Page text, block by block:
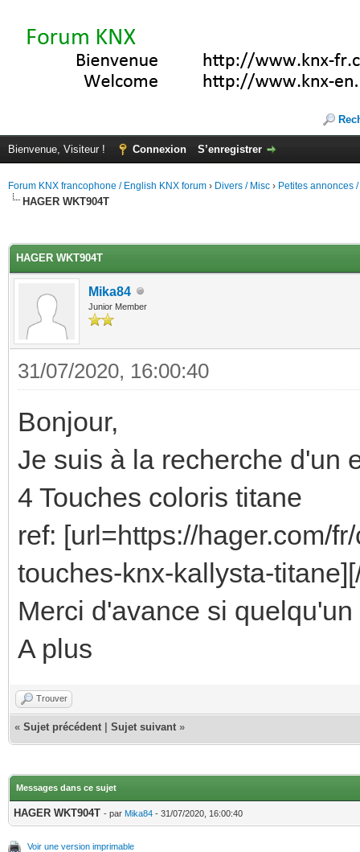
Bienvenue, Visiteur ! Connexion S’enregistrer
Forum KNX francophone / English KNX forum › Divers / Misc › Petites annonces
HAGER WKT904T
HAGER WKT904T
Mika84
Junior Member
31/07/2020, 16:00:40
Bonjour,
Je suis à la recherche d'un
4 Touches coloris titane
ref: [url=https://hager.com/
touches-knx-kallysta-
Merci d'avance si
A plus
Trouver
« Sujet précédent Sujet suivant »
Messages dans ce sujet
HAGER WKT904T - par Mika84 - 31/07/2020, 16:00:40
Voir une version imprimable